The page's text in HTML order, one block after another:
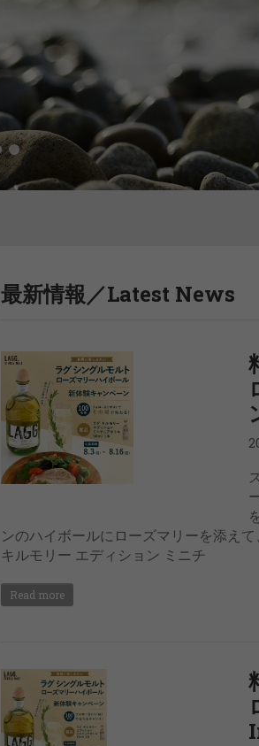
最新情報／Latest News
ンのハイボールにローズマリーを添え
キルモリー エディション ミニチ
Read more